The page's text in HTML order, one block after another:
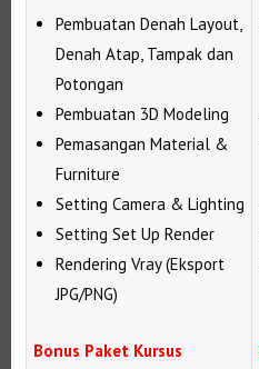
Pembuatan Denah Layout,
Denah Atap, Tampak dan
Potongan
Pembuatan 3D Modeling
Pemasangan Material &
Furniture
Setting Camera & Lighting
Setting Set Up Render
Rendering Vray (Eksport
JPG/PNG)
Bonus Paket Kursus